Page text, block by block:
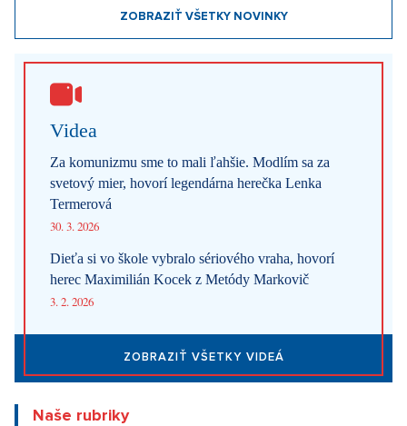
ZOBRAZIŤ VŠETKY NOVINKY
Videa
Za komunizmu sme to mali ľahšie. Modlím sa za
svetový mier, hovorí legendárna herečka Lenka
Termerová
30. 3. 2026
Dieťa si vo škole vybralo sériového vraha, hovorí
herec Maximilián Kocek z Metódy Markovič
3. 2. 2026
ZOBRAZIŤ VŠETKY VIDEÁ
Naše rubriky